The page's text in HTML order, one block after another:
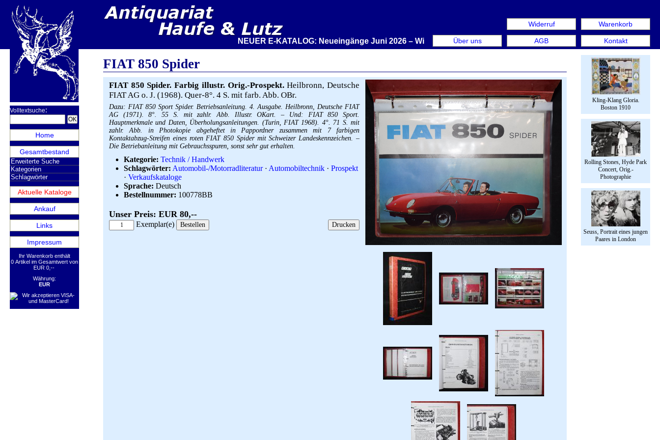
Warenkorb
Kontakt
Widerruf
AGB
Über uns
NEUER E-KATALOG: Neueingänge Juni 2026 – Wir stellen aus: Rare Book Week Berlin. Internationale Messe
Volltextsuche:
Home
Gesamtbestand
Erweiterte Suche
Kategorien
Schlagwörter
Aktuelle Kataloge
Ankauf
Links
Impressum
Ihr Warenkorb enthält
0 Artikel im Gesamtwert von
EUR 0,--
Währung:
EUR
Kling-Klang Gloria.
Boston 1910
Rolling Stones, Hyde Park
Concert, Orig.-
Photographie
Seuss, Portrait eines jungen
Paares in London
FIAT 850 Spider
FIAT 850 Spider. Farbig illustr. Orig.-Prospekt.Heilbronn, Deutsche
FIAT AG o. J. (1968). Quer-8°. 4 S. mit farb. Abb. OBr.
Dazu: FIAT 850 Sport Spider. Betriebsanleitung. 4. Ausgabe. Heilbronn, Deutsche FIAT
AG (1971). 8°. 55 S. mit zahlr. Abb. Illustr. OKart. – Und: FIAT 850 Sport.
Hauptmerkmale und Daten, Überholungsanleitungen. (Turin, FIAT 1968). 4°. 71 S. mit
zahlr. Abb. in Photokopie abgeheftet in Pappordner zusammen mit 7 farbigen
Kontaktabzug-Streifen eines roten FIAT 850 Spider mit Schweizer Landeskennzeichen. –
Die Betriebanleitung mit Gebrauchsspuren, sonst sehr gut erhalten.
Kategorie: Technik / Handwerk
Schlagwörter: Automobil-/Motorradliteratur· Automobiltechnik · Prospekt
· Verkaufskataloge
Sprache: Deutsch
Bestellnummer: 100778BB
Unser Preis: EUR 80,--
Exemplar(e)